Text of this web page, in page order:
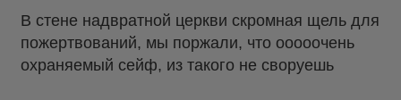
В стене надвратной церкви скромная щель для
пожертвований, мы поржали, что ооооочень
охраняемый сейф, из такого не своруешь